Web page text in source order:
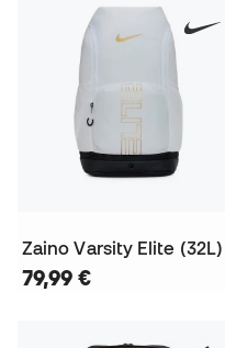
Zaino Varsity Elite (32L)
79,99 €